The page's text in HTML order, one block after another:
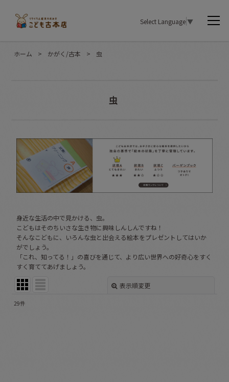
Select Language▼
ホーム > かがく/古本 > 虫
虫
身近な生活の中で見かける、虫。
こどもはそのちいさな生き物に興味しんしんですね！
そんなこどもに、いろんな虫と出会える絵本をプレゼントしてはいか
がでしょう。
「これ、知ってる！」の喜びを通じて、より広い世界への好奇心をすく
すく育ててあげましょう。
表示順変更
29件